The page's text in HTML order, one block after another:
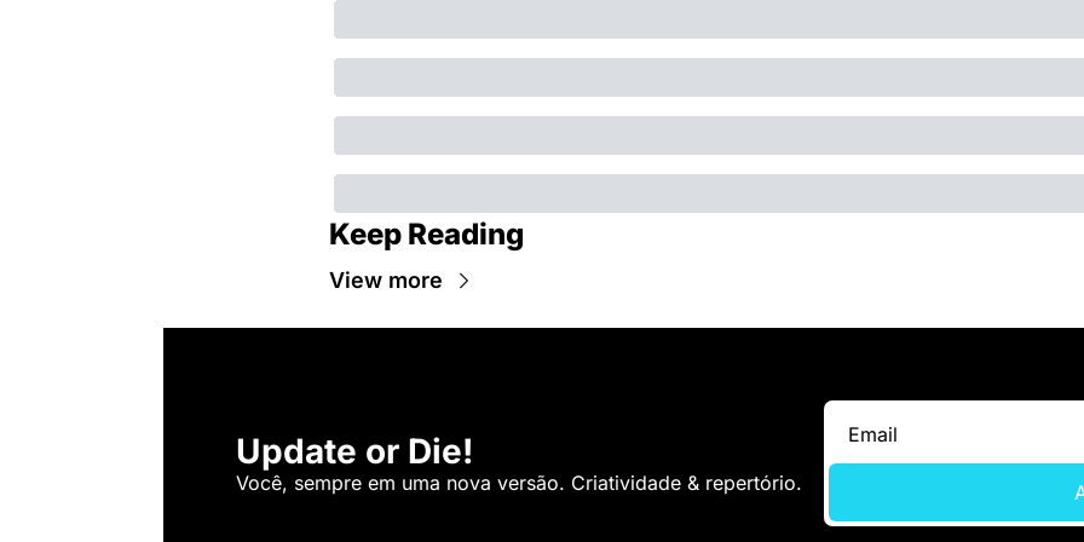
Keep Reading
View more
Update or Die!
Você, sempre em uma nova versão. Criatividade & repertório.